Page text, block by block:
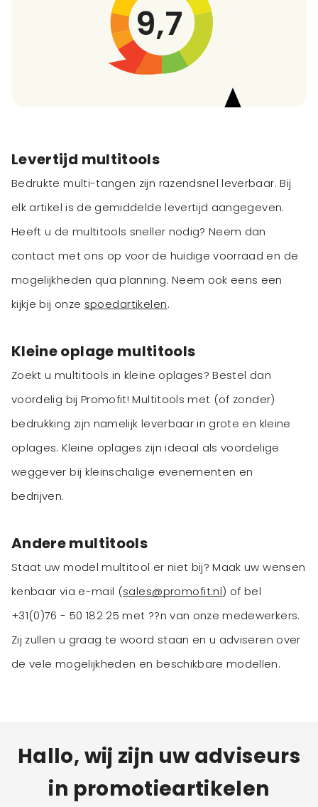
9,7
Levertijd multitools
Bedrukte multi-tangen zijn razendsnel leverbaar. Bij
elk artikel is de gemiddelde levertijd aangegeven.
Heeft u de multitools sneller nodig? Neem dan
contact met ons op voor de huidige voorraad en de
mogelijkheden qua planning. Neem ook eens een
kijkje bij onze spoedartikelen.
Kleine oplage multitools
Zoekt u multitools in kleine oplages? Bestel dan
voordelig bij Promofit! Multitools met (of zonder)
bedrukking zijn namelijk leverbaar in grote en kleine
oplages. Kleine oplages zijn ideaal als voordelige
weggever bij kleinschalige evenementen en
bedrijven.
Andere multitools
Staat uw model multitool er niet bij? Maak uw wensen
kenbaar via e-mail (sales@promofit.nl) of bel
+31(0)76 - 50 182 25 met ??n van onze medewerkers.
Zij zullen u graag te woord staan en u adviseren over
de vele mogelijkheden en beschikbare modellen.
Hallo, wij zijn uw adviseurs
in promotieartikelen